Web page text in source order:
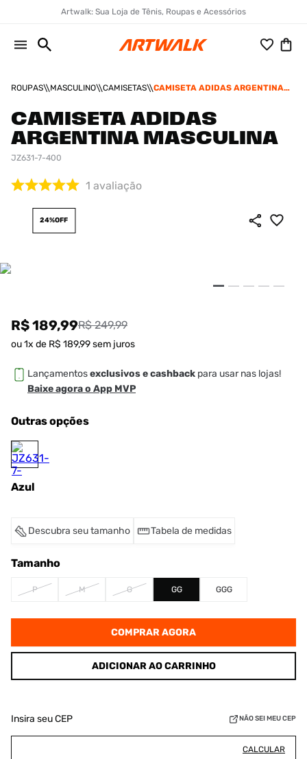
Artwalk: Sua Loja de Tênis, Roupas e Acessórios
ROUPAS MASCULINO CAMISETAS
CAMISETA ADIDAS ARGENTINA
CAMISETA ADIDAS
ARGENTINA MASCULINA
JZ631-7-400
1 avaliação
24%OFF
R$ 189,99R$ 249,99
ou1x de R$ 189,99sem juros
Lançamentosexclusivos e cashback para usar nas lojas!
Baixe agora o App MVP
Outras opções
Azul
Descubra seu tamanho Tabela de medidas
Tamanho
P M G GG GGG
COMPRAR AGORA
ADICIONAR AO CARRINHO
Insira seu CEP NÃO SEI MEU CEP
CALCULAR